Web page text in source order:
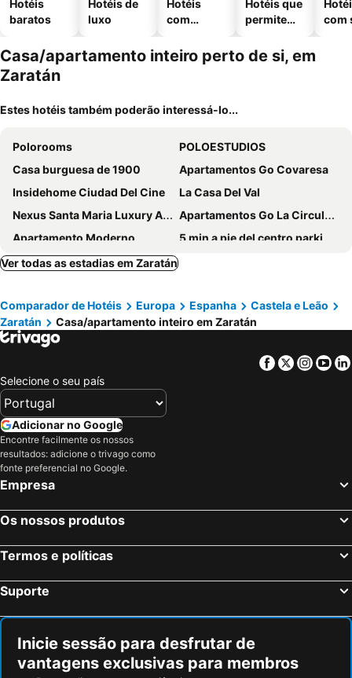
Hotéis
baratos
Hotéis de
luxo
Hotéis
com
Hotéis que
permitem
com
Casa/apartamento inteiro perto de si, em
Zaratán
Estes hotéis também poderão interessá-lo...
Polorooms
POLOESTUDIOS
Casa burguesa de 1900
Apartamentos Go Covaresa
Insidehome Ciudad Del Cine
La Casa Del Val
Nexus Santa Maria Luxury Apartamentos
Apartamentos Go La Circular-parking Gratuito
Apartamento Moderno
5 min a pie del centro parking free
Airva: Apartamento Marti Monso
Paraiso Suites By Gaiarooms
FuensaldaÑa TurÍstica Vivienda Turística Nº 47-28
Sg Apartamentos, Silio 4-b
Casa Alfredo
Ver todas as estadias em Zaratán
Comparador de Hotéis Europa Espanha
Castela e Leão
Zaratán
Casa/apartamento inteiro em Zaratán
Facebook
Twitter
Selecione o seu país
Adicionar no Google
Encontre facilmente os nossos
resultados: adicione o trivago como
fonte preferencial no Google.
Empresa
Os nossos produtos
Termos e políticas
Suporte
Inicie sessão para desfrutar de
vantagens exclusivas para membros